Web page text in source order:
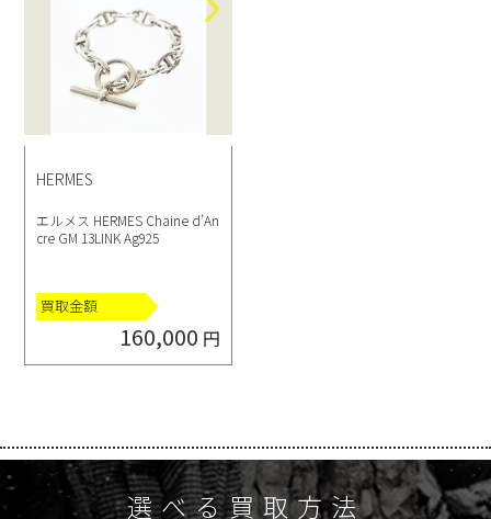
HERMES
エルメス HERMES Chaine d’An
cre GM 13LINK Ag925
買取金額
160,000 円
選べる買取方法